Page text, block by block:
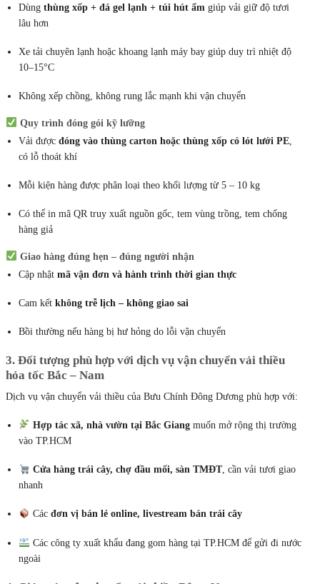
Dùngthùng xốp + đá gel lạnh + túi hút ẩm giúp vải giữ độ tươi
lâu hơn
Xe tải chuyên lạnh hoặc khoang lạnh máy bay giúp duy trì nhiệt độ
10–15°C
Không xếp chồng, không rung lắc mạnh khi vận chuyển
Quy trình đóng gói kỹ lưỡng
Vải đượcđóng vào thùng carton hoặc thùng xốp có lót lưới PE
có lỗ thoát khí
Mỗi kiện hàng được phân loại theo khối lượng từ 5 – 10 kg
Có thể in mã QR truy xuất nguồn gốc, tem vùng trồng, tem chống
hàng giả
Giao hàng đúng hẹn – đúng người nhận
Cập nhậtmã vận đơn và hành trình thời gian thực
Cam kếtkhông trễ lịch – không giao sai
Bồi thường nếu hàng bị hư hỏng do lỗi vận chuyển
3. Đối tượng phù hợp với dịch vụ vận chuyển vải thiều
hỏa tốc Bắc – Nam
Dịch vụ vận chuyển vải thiều của Bưu Chính Đông Dương phù hợp với:
Hợp tác xã, nhà vườn tại Bắc Giang muốn mở rộng thị trường
vào TP.HCM
Cửa hàng trái cây, chợ đầu mối, sàn TMĐT, cần vải tươi giao
nhanh
Cácđơn vị bán lẻ online, livestream bán trái cây
Các công ty xuất khẩu đang gom hàng tại TP.HCM để gửi đi nước
ngoài